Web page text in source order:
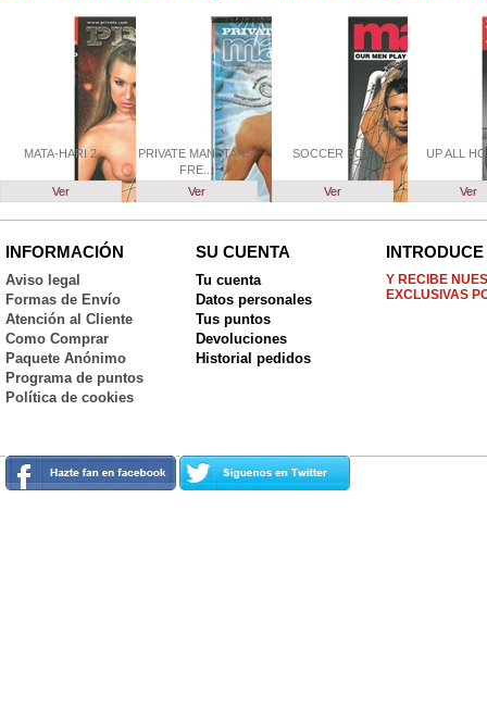
MATA-HARI 2
Ver
PRIVATE MANSTARS
FRE...
Ver
SOCCER BOY
Ver
UP ALL
Ver
INFORMACIÓN
Aviso legal
Formas de Envío
Atención al Cliente
Como Comprar
Paquete Anónimo
Programa de puntos
Política de cookies
SU CUENTA
Tu cuenta
Datos personales
Tus puntos
Devoluciones
Historial pedidos
Y RECIBE
EXCLUSIVAS